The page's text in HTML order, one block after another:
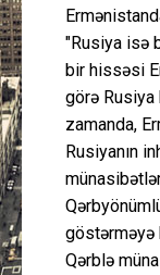
"Rusiya isə
bir hissəsi
görə Rusiya
zamanda,
Rusiyanın
göstərməyə
Qərblə